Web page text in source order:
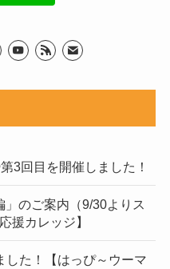
3回目を開催しました！
」のご案内（9/30よりス
援カレッジ】
した！【はっぴ～ウーマ